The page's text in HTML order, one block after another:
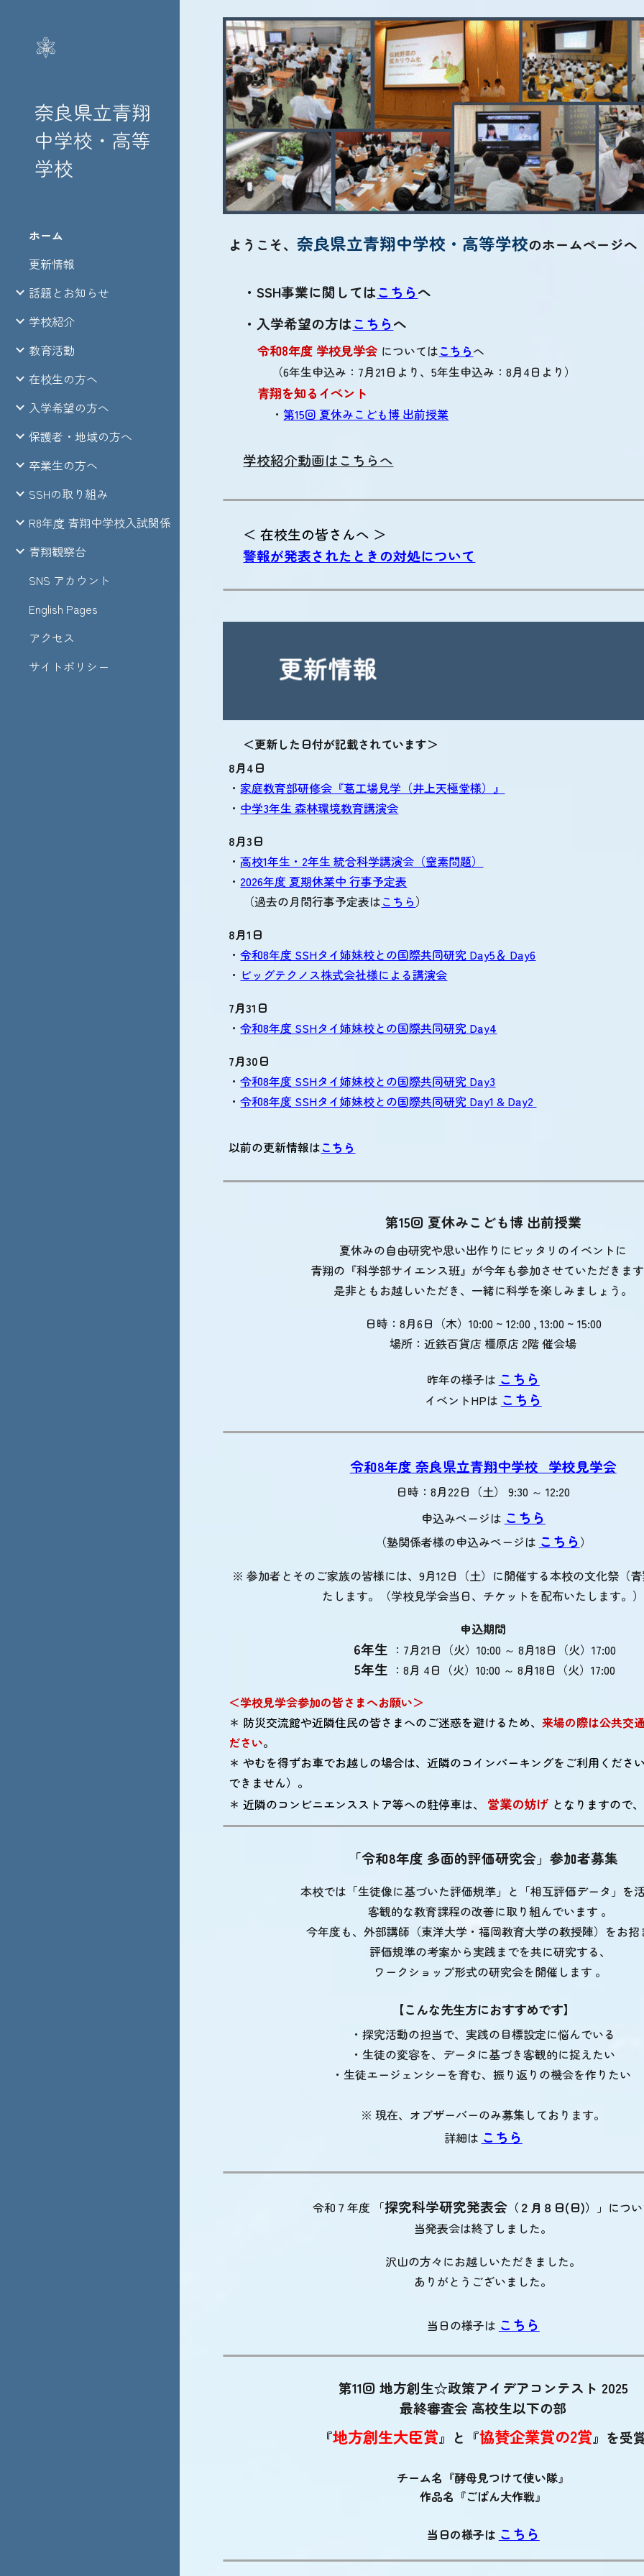
Skip to main content Skip to
奈良県立青翔
中学校・高等
学校
ホーム
更新情報
話題とお知らせ
学校紹介
教育活動
在校生の方へ
入学希望の方へ
保護者・地域の方へ
卒業生の方へ
SSHの取り組み
R8年度 青翔中学校入試関係
青翔観察台
SNS アカウント
English Pages
アクセス
サイトポリシー
ようこそ、奈良県立青翔中学校・高等学校のホームページへ
・SSH事業に関してはこちらへ
・入学希望の方はこちらへ
令和8年度 学校見学会 についてはこちらへ
（6年生申込み：7月21日より、5年生申込み：8月4日より）
青翔を知るイベント
・第15回 夏休みこども博 出前授業
学校紹介動画はこちらへ
＜ 在校生の皆さんへ ＞
警報が発表されたときの対処について
＜更新した日付が記載されています＞
8月4日
・家庭教育部研修会『葛工場見学（井上天極堂様）』
・ 中学3年生 森林環境教育講演会
8月3日
・高校1年生・2年生 統合科学講演会（窒素問題）
・ 2026年度 夏期休業中 行事予定表
（過去の月間行事予定表はこちら）
8月1日
・令和8年度 SSHタイ姉妹校との国際共同研究 Day5＆ Day6
・ ビッグテクノス株式会社様による講演会
7月31 日
・令和8年度 SSHタイ姉妹校との国際共同研究 Day4
7月30日
・令和8年度 SSHタイ姉妹校との国際共同研究 Day3
・令和8年度 SSHタイ姉妹校との国際共同研究 Day1 & Day2
以前の更新情報はこちら
第15回 夏休みこども博 出前授業
夏休みの自由研究や思い出作りにピッタリのイベントに
青翔の『科学部サイエンス班』が今年も参加させていただきま
是非ともお越しいただき、一緒に科学を楽しみましょう。
日時：8月6日（木）10:00 ~ 12:00 , 13:00 ~ 15:00
場所：近鉄百貨店 橿原店 2階 催会場
昨年の様子は こちら
イベントHPは こちら
令和8年度 奈良県立青翔中学校_学校見学会
日時：8月22日（土） 9:30 ～ 12:20
申込みページは こちら
（塾関係者様の申込みページは こちら）
※ 参加者とそのご家族の皆様には、9月12日（土）に開催する本校の文化祭（
たします。（学校見学会当日、チケットを配布いたします。）
申込期間
6年生 ：7月21日（火）10:00 ～ 8月18日（火）17:00
5年生 ：8月 4日（火）10:00 ～ 8月18日（火）17:00
＜学校見学会参加の皆さまへお願い＞
＊ 防災交流館や近隣住民の皆さまへのご迷惑を避けるため、来場の際は公共交
ださい。
＊ やむを得ずお車でお越しの場合は、近隣のコインパーキングをご利用くださ
できません）。
＊ 近隣のコンビニエンスストア等への駐停車は、 営業の妨げ となりますので
「令和8年度 多面的評価研究会」参加者募集
本校では「生徒像に基づいた評価規準」と「相互評価データ」を
客観的な教育課程の改善に取り組んでいます 。
今年度も、外部講師（東洋大学・福岡教育大学の教授陣）をお招
評価規準の考案から実践までを共に研究する、
ワークショップ形式の研究会を開催します 。
【こんな先生方におすすめです】
・探究活動の担当で、実践の目標設定に悩んでいる
・生徒の変容を、データに基づき客観的に捉えたい
・生徒エージェンシーを育む、振り返りの機会を作りたい
※ 現在、オブザーバーのみ募集しております。
詳細は こちら
令和７年度 「探究科学研究発表会（２月８日(日)） 」につ
当発表会は終了しました。
沢山の方々にお越しいただきました。
ありがとうございました。
当日の様子は こちら
第11回 地方創生☆政策アイデアコンテスト 2025
最終審査会 高校生以下の部
『地方創生大臣賞』と『協賛企業賞の2賞』を受
チーム名『酵母見つけて使い隊』
作品名『ごぱん大作戦』
当日の様子は こちら